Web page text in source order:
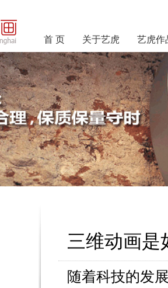
首 页 关于艺虎 艺虎作
三维动画是
随着科技的发